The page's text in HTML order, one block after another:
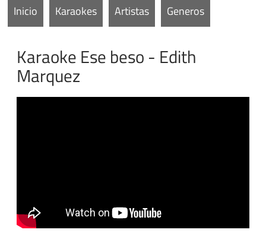
Inicio Karaokes Artistas Generos
Karaoke Ese beso - Edith
Marquez